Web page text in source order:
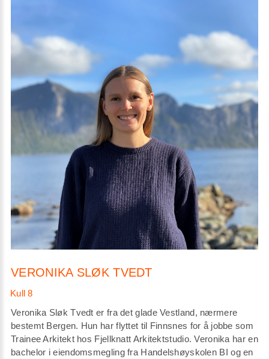
VERONIKA SLØK TVEDT
Veronika Sløk Tvedt er fra det glade Vestland, nærmere
bestemt Bergen. Hun har flyttet til Finnsnes for å jobbe som
Trainee Arkitekt hos Fjellknatt Arkitektstudio. Veronika har en
bachelor i eiendomsmegling fra Handelshøyskolen BI og en